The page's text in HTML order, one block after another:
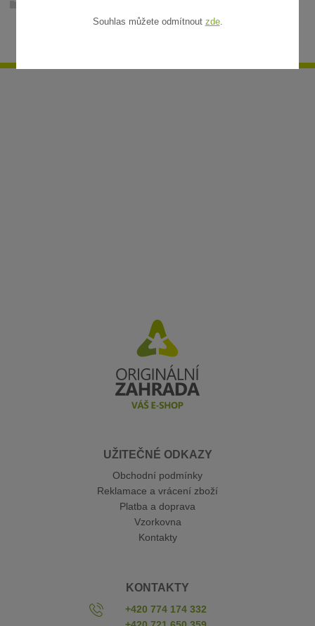
UŽITEČNÉ ODKAZY
Obchodní podmínky
Reklamace a vrácení zboží
Platba a doprava
Vzorkovna
Kontakty
KONTAKTY
+420 774 174 332
Souhlas můžete odmítnout zde.